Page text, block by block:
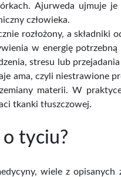
Ajurweda ujmuje
człowieka.
rozłożony, a
w energię
stresu lub
ama, czyli niestrawione
materii. W
tkanki tłuszczowej.
o tyciu?
wiele z opisanych